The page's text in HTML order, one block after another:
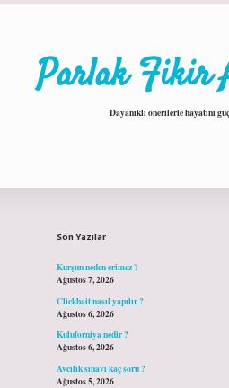
Parlak Fikir
Dayanıklı önerilerle hayatını
Son Yazılar
Kurşun neden erimez ?
Ağustos 7, 2026
Clickbait nasıl yapılır ?
Ağustos 6, 2026
Kuluforniya nedir ?
Ağustos 6, 2026
Avcılık sınavı kaç soru ?
Ağustos 5, 2026